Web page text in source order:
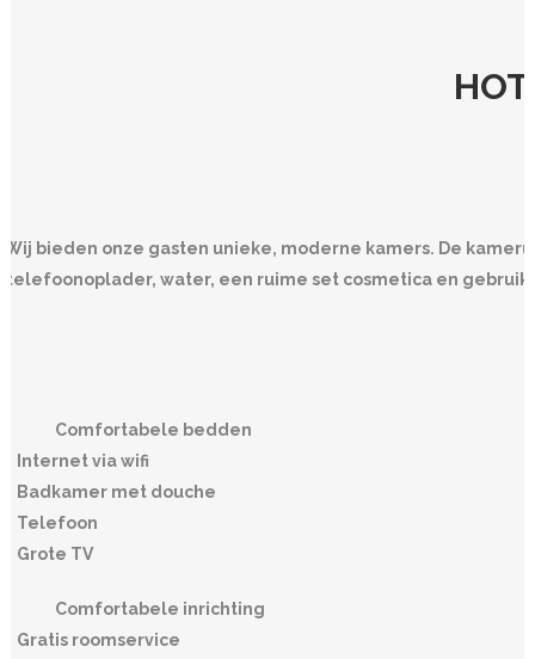
Wij bieden onze gasten unieke, moderne kamers. De
telefoonoplader, water, een ruime set cosmetica en
Comfortabele bedden
Internet via wifi
Badkamer met douche
Telefoon
Grote TV
Comfortabele inrichting
Gratis roomservice